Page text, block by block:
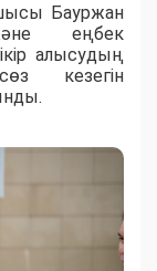
Бауржан
еңбек
алысудың
кезегін